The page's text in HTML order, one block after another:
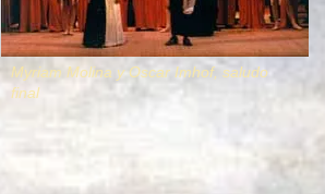
Myriam Molina y Oscar Imhof, saludo
final